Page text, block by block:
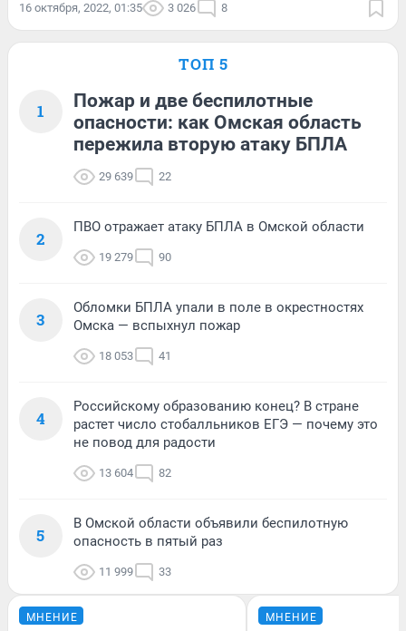
16 октября, 2022, 01:35 3 026 8
ТОП 5
1
Пожар и две беспилотные
опасности: как Омская область
пережила вторую атаку БПЛА
29 639 22
2
ПВО отражает атаку БПЛА в Омской области
19 279 90
3
Обломки БПЛА упали в поле в окрестностях
Омска — вспыхнул пожар
18 053 41
4
Российскому образованию конец? В стране
растет число стобалльников ЕГЭ — почему это
не повод для радости
13 604 82
5
В Омской области объявили беспилотную
опасность в пятый раз
11 999 33
МНЕНИЕ МНЕНИЕ